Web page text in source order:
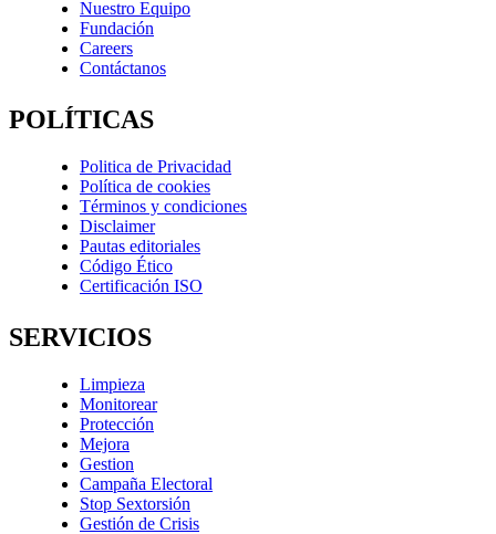
Nuestro Equipo
Fundación
Careers
Contáctanos
POLÍTICAS
Politica de Privacidad
Política de cookies
Términos y condiciones
Disclaimer
Pautas editoriales
Código Ético
Certificación ISO
SERVICIOS
Limpieza
Monitorear
Protección
Mejora
Gestion
Campaña Electoral
Stop Sextorsión
Gestión de Crisis